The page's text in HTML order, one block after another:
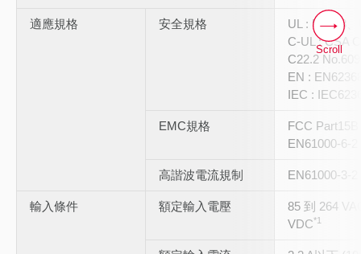
適應規格 安全規格
UL : UL508
C-UL : CSA
C22.2
EN :
IEC :
EMC規格
FCC
EN61000-6-2
高諧波電流規制 EN61000-3-2
輸入條件 額定輸入電壓
85 到 264
VDC*1
Scroll